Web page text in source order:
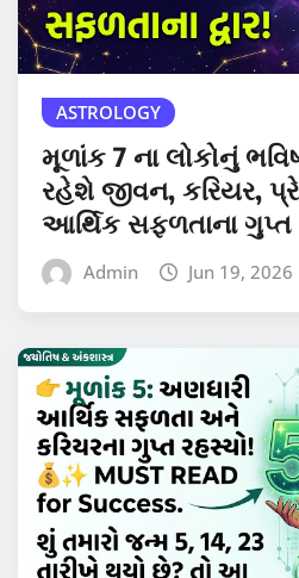
ASTROLOGY
મૂળાંક 7 ના લોકોનું
રહેશે જીવન, કરિયર,
આર્થિક સફળતાના ગુપ્ત
Admin Jun 19, 2026